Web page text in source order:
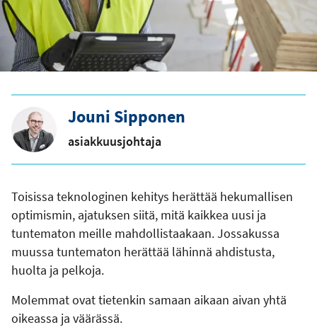
Jouni Sipponen
asiakkuusjohtaja
Toisissa teknologinen kehitys herättää hekumallisen
optimismin, ajatuksen siitä, mitä kaikkea uusi ja
tuntematon meille mahdollistaakaan. Jossakussa
muussa tuntematon herättää lähinnä ahdistusta,
huolta ja pelkoja.
Molemmat ovat tietenkin samaan aikaan aivan yhtä
oikeassa ja väärässä.